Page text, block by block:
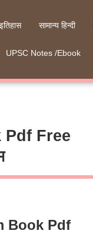
सामान्य हिन्दी
UPSC Notes /Ebook
Free
Book Pdf